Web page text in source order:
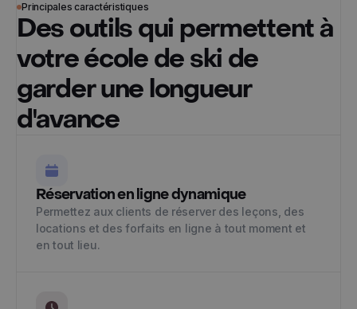
Principales caractéristiques
Des outils qui permettent à
votre école de ski de
garder une longueur
d'avance
Réservation en ligne dynamique
Permettez aux clients de réserver des leçons, des
locations et des forfaits en ligne à tout moment et
en tout lieu.